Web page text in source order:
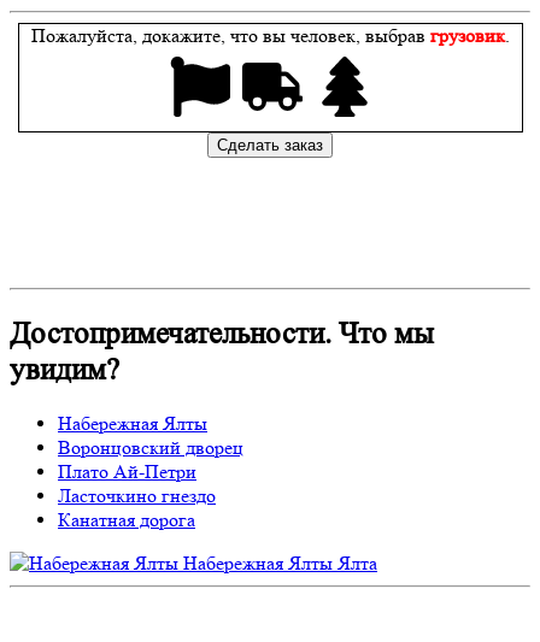
Пожалуйста, докажите, что вы человек, выбрав грузовик.
Достопримечательности. Что мы
увидим?
Набережная Ялты
Воронцовский дворец
Плато Ай-Петри
Ласточкино гнездо
Канатная дорога
Набережная Ялты Ялта